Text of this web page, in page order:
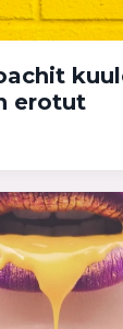
erotut